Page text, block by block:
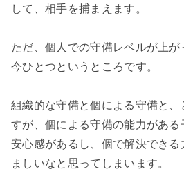
して、相手を捕まえます。
ただ、個人での守備レベルが上
今ひとつというところです。
組織的な守備と個による守備と
すが、個による守備の能力があ
安心感があるし、個で解決でき
ましいなと思ってしまいます。